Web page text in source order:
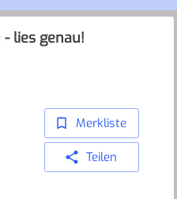
- lies genau!
Merkliste
Teilen